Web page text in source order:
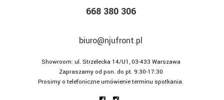
668 380 306
biuro@njufront.pl
Showroom: ul. Strzelecka 14/U1, 03-433 Warszawa
Zapraszamy od pon. do pt. 9:30-17:30
Prosimy o telefoniczne umówienie terminu spotkania.